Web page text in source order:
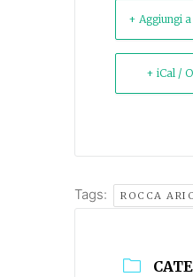
+ Aggiungi
+ iCal /
Tags: ROCCA